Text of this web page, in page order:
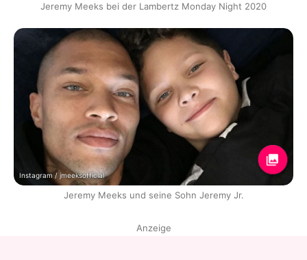
Jeremy Meeks bei der Lambertz Monday Night 2020
Instagram / jmeeksofficial
Jeremy Meeks und seine Sohn Jeremy Jr.
Anzeige